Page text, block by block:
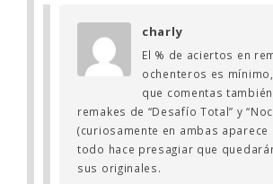
charly
El % de aciertos en
ochenteros es
que comentas
remakes de “Desafío Total” y
(curiosamente en ambas aparece
todo hace presagiar que
sus originales.